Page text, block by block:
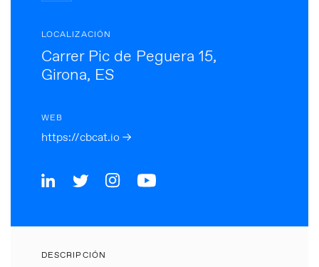
LOCALIZACIÓN
Carrer Pic de Peguera 15,
Girona, ES
WEB
https://cbcat.io →
DESCRIPCIÓN